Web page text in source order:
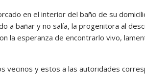
en el interior del baño de su
a bañar y no salía, la progenitora al
la esperanza de encontrarlo vivo,
vecinos y estos a las autoridades